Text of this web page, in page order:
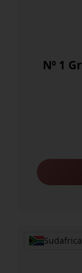
Nº 1
Sudafrica